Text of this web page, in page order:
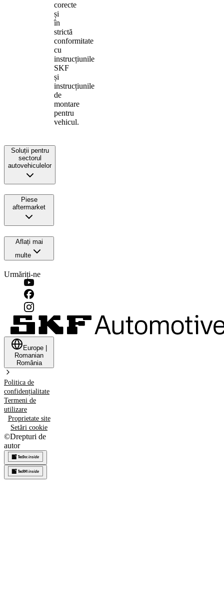
corecte
și
în
strictă
conformitate
cu
instrucțiunile
SKF
și
instrucțiunile
de
montare
pentru
vehicul.
Soluții pentru
sectorul
autovehiculelor
Piese
aftermarket
Aflați mai
multe
Urmăriți-ne
Europe
Romanian
România
Politica de
confidențialitate
Termeni de
utilizare
Proprietate site
Setări cookie
©Drepturi de
autor